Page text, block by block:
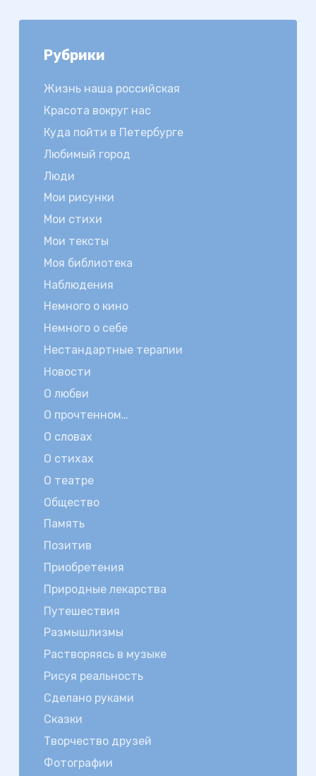
Рубрики
Жизнь наша российская
Красота вокруг нас
Куда пойти в Петербурге
Любимый город
Люди
Мои рисунки
Мои стихи
Мои тексты
Моя библиотека
Наблюдения
Немного о кино
Немного о себе
Нестандартные терапии
Новости
О любви
О прочтенном…
О словах
О стихах
О театре
Общество
Память
Позитив
Приобретения
Природные лекарства
Путешествия
Размышлизмы
Растворяясь в музыке
Рисуя реальность
Сделано руками
Сказки
Творчество друзей
Фотографии